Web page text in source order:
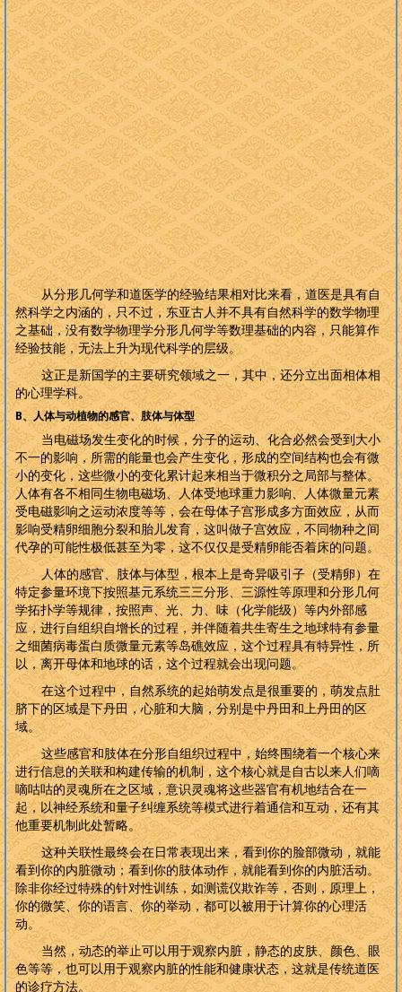
从分形几何学和道医学的经验结果相对比来看，道医是具有自
然科学之内涵的，只不过，东亚古人并不具有自然科学的数学物理
之基础，没有数学物理学分形几何学等数理基础的内容，只能算作
经验技能，无法上升为现代科学的层级。
这正是新国学的主要研究领域之一，其中，还分立出面相体相
的心理学科。
B、人体与动植物的感官、肢体与体型
当电磁场发生变化的时候，分子的运动、化合必然会受到大小
不一的影响，所需的能量也会产生变化，形成的空间结构也会有微
小的变化，这些微小的变化累计起来相当于微积分之局部与整体。
人体有各不相同生物电磁场、人体受地球重力影响、人体微量元素
受电磁影响之运动浓度等等，会在母体子宫形成多方面效应，从而
影响受精卵细胞分裂和胎儿发育，这叫做子宫效应，不同物种之间
代孕的可能性极低甚至为零，这不仅仅是受精卵能否着床的问题。
人体的感官、肢体与体型，根本上是奇异吸引子（受精卵）在
特定参量环境下按照基元系统三三分形、三源性等原理和分形几何
学拓扑学等规律，按照声、光、力、味（化学能级）等内外部感
应，进行自组织自增长的过程，并伴随着共生寄生之地球特有参量
之细菌病毒蛋白质微量元素等岛礁效应，这个过程具有特异性，所
以，离开母体和地球的话，这个过程就会出现问题。
在这个过程中，自然系统的起始萌发点是很重要的，萌发点肚
脐下的区域是下丹田，心脏和大脑，分别是中丹田和上丹田的区
域。
这些感官和肢体在分形自组织过程中，始终围绕着一个核心来
进行信息的关联和构建传输的机制，这个核心就是自古以来人们嘀
嘀咕咕的灵魂所在之区域，意识灵魂将这些器官有机地结合在一
起，以神经系统和量子纠缠系统等模式进行着通信和互动，还有其
他重要机制此处暂略。
这种关联性最终会在日常表现出来，看到你的脸部微动，就能
看到你的内脏微动；看到你的肢体动作，就能看到你的内脏活动。
除非你经过特殊的针对性训练，如测谎仪欺诈等，否则，原理上，
你的微笑、你的语言、你的举动，都可以被用于计算你的心理活
动。
当然，动态的举止可以用于观察内脏，静态的皮肤、颜色、眼
色等等，也可以用于观察内脏的性能和健康状态，这就是传统道医
的诊疗方法。